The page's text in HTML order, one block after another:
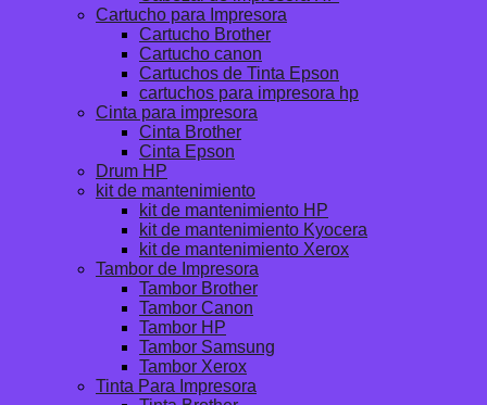
Cartucho para Impresora
Cartucho Brother
Cartucho canon
Cartuchos de Tinta Epson
cartuchos para impresora hp
Cinta para impresora
Cinta Brother
Cinta Epson
Drum HP
kit de mantenimiento
kit de mantenimiento HP
kit de mantenimiento Kyocera
kit de mantenimiento Xerox
Tambor de Impresora
Tambor Brother
Tambor Canon
Tambor HP
Tambor Samsung
Tambor Xerox
Tinta Para Impresora